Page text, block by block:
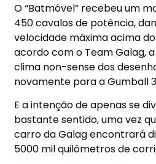
O “Batmóvel” recebeu um
450 cavalos de potência,
velocidade máxima acima
acordo com o Team Galag,
clima non-sense dos
novamente para a Gumball
E a intenção de apenas se
bastante sentido, uma vez
carro da Galag encontrará
5000 mil quilômetros de